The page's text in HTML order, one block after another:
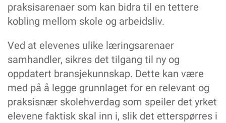
praksisarenaer som kan bidra til en tettere
kobling mellom skole og arbeidsliv.
Ved at elevenes ulike læringsarenaer
samhandler, sikres det tilgang til ny og
oppdatert bransjekunnskap. Dette kan være
med på å legge grunnlaget for en relevant og
praksisnær skolehverdag som speiler det yrket
elevene faktisk skal inn i, slik det etterspørres i